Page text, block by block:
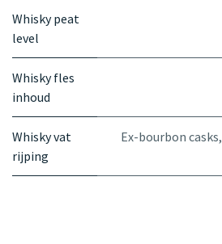
Whisky peat
level
Whisky fles
inhoud
Whisky vat
rijping
Ex-bourbon casks,